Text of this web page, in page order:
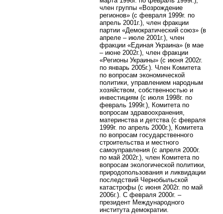
член группы «Возрождение
регионов» (с февраля 1999г. по
апрель 2001г.), член фракции
партии «Демократический союз» (в
апреле – июле 2001г.), член
фракции «Единая Украина» (в мае
– июне 2002г.), член фракции
«Регионы Украины» (с июня 2002г.
по январь 2005г.). Член Комитета
по вопросам экономической
политики, управлением народным
хозяйством, собственностью и
инвестициям (с июля 1998г. по
февраль 1999г.), Комитета по
вопросам здравоохранения,
материнства и детства (с февраля
1999г. по апрель 2000г.), Комитета
по вопросам государственного
строительства и местного
самоуправления (с апреля 2000г.
по май 2002г.), член Комитета по
вопросам экологической политики,
природопользования и ликвидации
последствий Чернобыльской
катастрофы (с июня 2002г. по май
2006г.). С февраля 2000г. –
президент Международного
института демократии.